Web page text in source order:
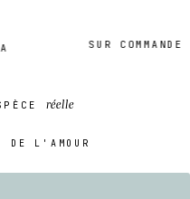
SUR COMMANDE ·
réelle
DE L'AMOUR